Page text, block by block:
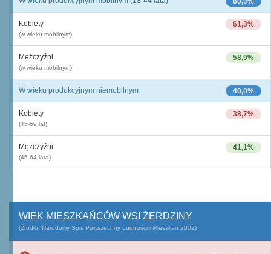
61,3%
Kobiety
(w wieku mobilnym)
58,9%
Mężczyźni
(w wieku mobilnym)
40,0%
W wieku produkcyjnym niemobilnym
38,7%
Kobiety
(45-59 lat)
41,1%
Mężczyźni
(45-64 lata)
WIEK MIESZKAŃCÓW WSI ŻERDZINY
(Źródło: Narodowy Spis Powszechny Ludności i Mieszkań 2002)